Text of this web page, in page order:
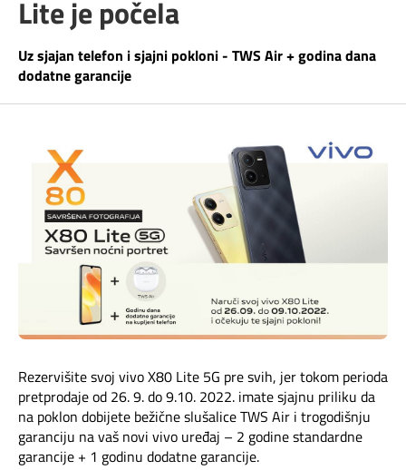
Pozivi ka inostranstvu
iris TV
Antena PLUS
Šta da gledam?
Telefonski imenik
Samouslužni servisi
Kontakt centar
Kako do nas?
Rešavanje problema
Česta pitanja
Mapa brzina
eRačun
Lite je počela
Uz sjajan telefon i sjajni pokloni - TWS Air + godina dana
dodatne garancije
Rezervišite svoj vivo X80 Lite 5G pre svih, jer tokom perioda
pretprodaje od 26. 9. do 9.10. 2022. imate sjajnu priliku da
na poklon dobijete bežične slušalice TWS Air i trogodišnju
garanciju na vaš novi vivo uređaj – 2 godine standardne
garancije + 1 godinu dodatne garancije.